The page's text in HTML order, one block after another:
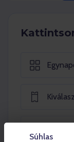
Súhlas